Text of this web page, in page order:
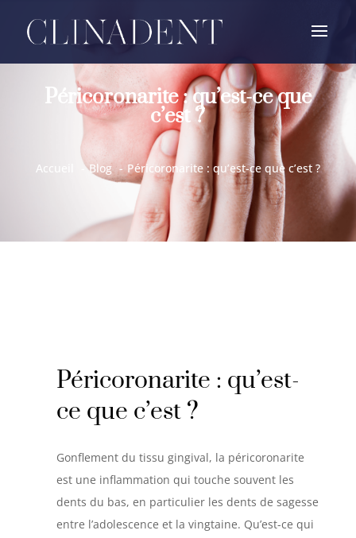
Péricoronarite : qu’est-ce que
c’est ?
Accueil Blog Péricoronarite : qu’est-ce que c’est ?
Péricoronarite : qu’est-
ce que c’est ?
Gonflement du tissu gingival, la péricoronarite
est une inflammation qui touche souvent les
dents du bas, en particulier les dents de sagesse
entre l’adolescence et la vingtaine. Qu’est-ce qui